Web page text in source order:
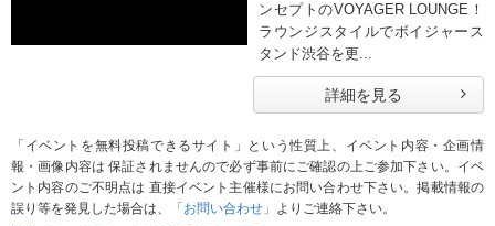
ンセプトのVOYAGER LOUNGE！
ラウンジスタイルでボイジャース
タンド渋谷を更...
詳細を見る
「イベントを無料投稿できるサイト」という性質上、イベント内容・企画情
報・画像内容は 保証されませんので必ず事前にご確認の上ご参加下さい。イベ
ント内容のご不明点は 直接イベント主催様にお問い合わせ下さい。掲載情報の
誤り等を発見した場合は、
「お問い合わせ」 よりご連絡下さい。